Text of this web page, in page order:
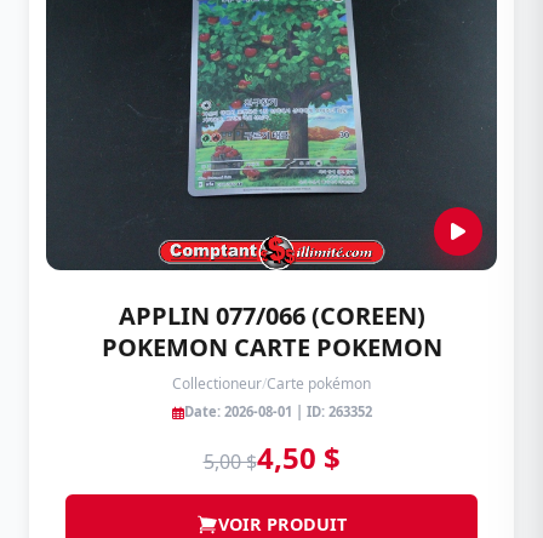
APPLIN 077/066 (COREEN)
POKEMON CARTE POKEMON
Collectioneur/Carte pokémon
Date: 2026-08-01 | ID: 263352
5,00 $4,50 $
VOIR PRODUIT